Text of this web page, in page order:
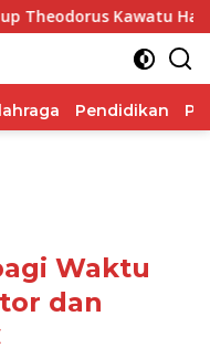
Hadiri HUT ke-166
Pendidikan
Waktu
dan